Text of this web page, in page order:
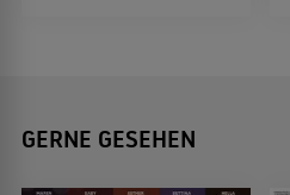
GERNE GESEHEN